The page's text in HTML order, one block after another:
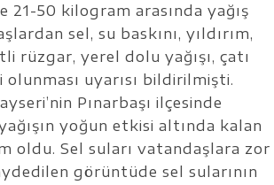
21-50 kilogram arasında yağış
sel, su baskını, yıldırım,
rüzgar, yerel dolu yağışı, çatı
uyarısı bildirilmişti.
Pınarbaşı ilçesinde
yoğun etkisi altında kalan
oldu. Sel suları vatandaşlara zor
görüntüde sel sularının